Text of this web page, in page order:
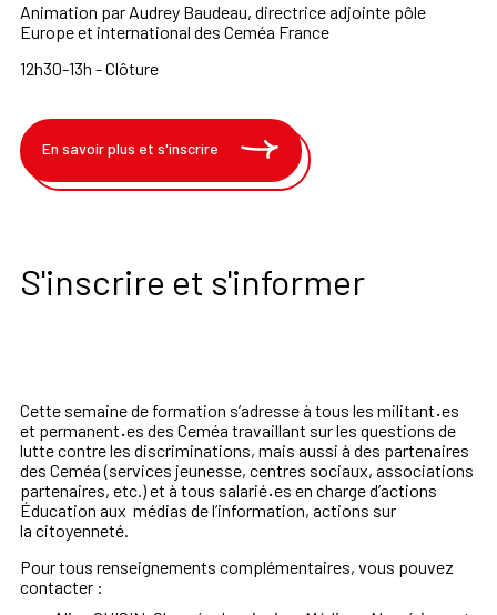
Animation par Audrey Baudeau, directrice adjointe pôle
Europe et international des Ceméa France
12h30-13h - Clôture
En savoir plus et s'inscrire
S'inscrire et s'informer
Cette semainede formation s’adresseà tous les militant·es
et permanent·es des Ceméa travaillant surles questions de
luttecontreles discriminations, mais aussi à des partenaires
des Ceméa (services jeunesse, centres sociaux, associations
partenaires, etc.) et à tous salarié·es en charged’actions
Éducation aux médias del’information, actions sur
la citoyenneté.
Pour tous renseignements complémentaires, vous pouvez
contacter :